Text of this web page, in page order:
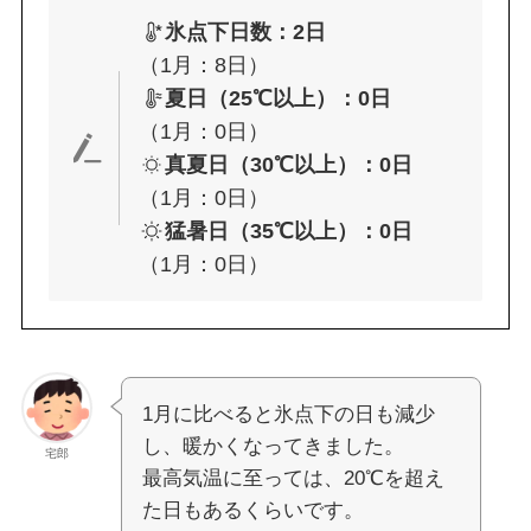
氷点下日数：2日
（1月：8日）
夏日（25℃以上）：0日
（1月：0日）
真夏日（30℃以上）：0日
（1月：0日）
猛暑日（35℃以上）：0日
（1月：0日）
宅郎
1月に比べると氷点下の日も減少
し、暖かくなってきました。
最高気温に至っては、20℃を超え
た日もあるくらいです。